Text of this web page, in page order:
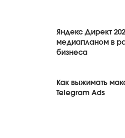
Яндекс Директ
медиапланом в
бизнеса
Как выжимать
Telegram Ads